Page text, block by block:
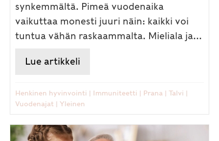
synkemmältä. Pimeä vuodenaika
vaikuttaa monesti juuri näin: kaikki voi
tuntua vähän raskaammalta. Mieliala ja...
Lue artikkeli
Henkinen hyvinvointi | Immuniteetti | Prana | Talvi |
Vuodenajat | Yleinen